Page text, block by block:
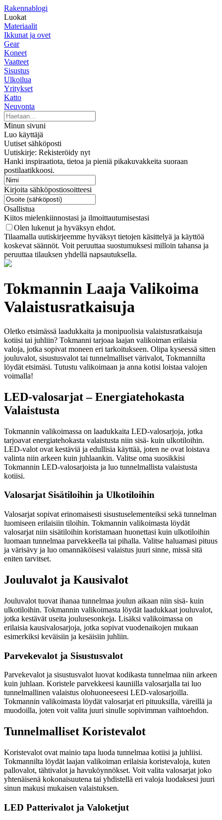
Rakennablogi
Luokat
Materiaalit
Ikkunat ja ovet
Gear
Koneet
Vaatteet
Sisustus
Ulkoilua
Yritykset
Katto
Neuvonta
Minun sivuni
Luo käyttäjä
Uutiset sähköposti
Uutiskirje: Rekisteröidy nyt
Hanki inspiraatiota, tietoa ja pieniä pikakuvakkeita suoraan
postilaatikkoosi.
Kirjoita sähköpostiosoitteesi
Osallistua
Kiitos mielenkiinnostasi ja ilmoittautumisestasi
Olen lukenut ja hyväksyn ehdot.
Tilaamalla uutiskirjeemme hyväksyt tietojen käsittelyä ja käyttöä
koskevat säännöt. Voit peruuttaa suostumuksesi milloin tahansa ja
peruuttaa tilauksen yhdellä napsautuksella.
Tokmannin Laaja Valikoima
Valaistusratkaisuja
Oletko etsimässä laadukkaita ja monipuolisia valaistusratkaisuja
kotiisi tai juhliin? Tokmanni tarjoaa laajan valikoiman erilaisia
valoja, jotka sopivat moneen eri tarkoitukseen. Olipa kyseessä sitten
jouluvalot, sisustusvalot tai tunnelmalliset värivalot, Tokmannilta
löydät etsimäsi. Tutustu valikoimaan ja anna kotisi loistaa valojen
voimalla!
LED-valosarjat – Energiatehokasta
Valaistusta
Tokmannin valikoimassa on laadukkaita LED-valosarjoja, jotka
tarjoavat energiatehokasta valaistusta niin sisä- kuin ulkotiloihin.
LED-valot ovat kestäviä ja edullisia käyttää, joten ne ovat loistava
valinta niin arkeen kuin juhlaankin. Valitse oma suosikkisi
Tokmannin LED-valosarjoista ja luo tunnelmallista valaistusta
kotiisi.
Valosarjat Sisätiloihin ja Ulkotiloihin
Valosarjat sopivat erinomaisesti sisustuselementeiksi sekä tunnelman
luomiseen erilaisiin tiloihin. Tokmannin valikoimasta löydät
valosarjat niin sisätiloihin koristamaan huonettasi kuin ulkotiloihin
luomaan tunnelmaa parvekkeella tai pihalla. Valitse haluamasi pituus
ja värisävy ja luo omannäköisesi valaistus juuri sinne, missä sitä
eniten tarvitset.
Jouluvalot ja Kausivalot
Jouluvalot tuovat ihanaa tunnelmaa joulun aikaan niin sisä- kuin
ulkotiloihin. Tokmannin valikoimasta löydät laadukkaat jouluvalot,
jotka kestävät useita joulusesonkeja. Lisäksi valikoimassa on
erilaisia kausivalosarjoja, jotka sopivat vuodenaikojen mukaan
esimerkiksi keväisiin ja kesäisiin juhliin.
Parvekevalot ja Sisustusvalot
Parvekevalot ja sisustusvalot luovat kodikasta tunnelmaa niin arkeen
kuin juhlaan. Koristele parvekkeesi kauniilla valosarjalla tai luo
tunnelmallinen valaistus olohuoneeseesi LED-valosarjoilla.
Tokmannin valikoimasta löydät valosarjat eri pituuksilla, väreillä ja
muodoilla, joten voit valita juuri sinulle sopivimman vaihtoehdon.
Tunnelmalliset Koristevalot
Koristevalot ovat mainio tapa luoda tunnelmaa kotiisi ja juhliisi.
Tokmannilta löydät laajan valikoiman erilaisia koristevaloja, kuten
pallovalot, tähtivalot ja havuköynnökset. Voit valita valosarjat joko
yhtenäisenä kokonaisuutena tai yhdistellä eri valoja luodaksesi juuri
sinun makusi mukaisen valaistuksen.
LED Patterivalot ja Valoketjut